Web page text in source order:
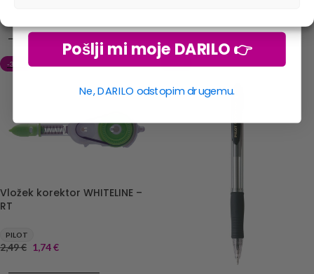
DODAJ V KOŠARICO DODAJ V KOŠARICO
-30%
Vložek korektor WHITELINE –
RT
PILOT
2,49€ 1,74€
Pošlji mi moje DARILO 👉
Ne, DARILO odstopim drugemu.